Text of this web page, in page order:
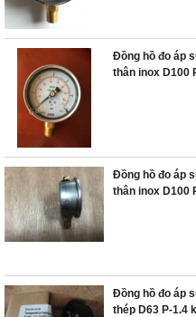
Đồng hồ đo áp
thân inox D100
Đồng hồ đo áp
thân inox D100
Đồng hồ đo áp
thép D63 P-1.4